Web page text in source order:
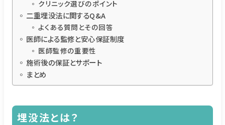
クリニック選びのポイント
二重埋没法に関するQ&A
よくある質問とその回答
医師による監修と安心保証制度
医師監修の重要性
施術後の保証とサポート
まとめ
埋没法とは？